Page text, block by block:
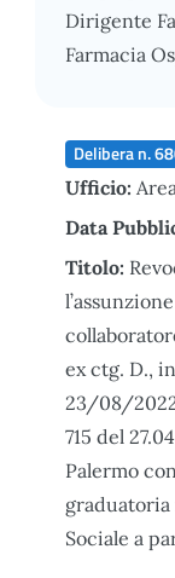
Dirigente
Farmacia
Delibera n.
Ufficio:
Data
Titolo:
ex ctg. D.,
23/08/
715 del
Palermo
graduatoria
Sociale a